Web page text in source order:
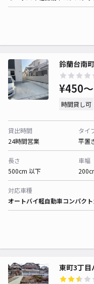
鈴蘭台南
¥450〜
時間貸し可
貸出時間
24時間営業
タイ
平置
長さ
500cm 以下
車幅
対応車種
オートバイ軽自動車コンパク
東町3丁目